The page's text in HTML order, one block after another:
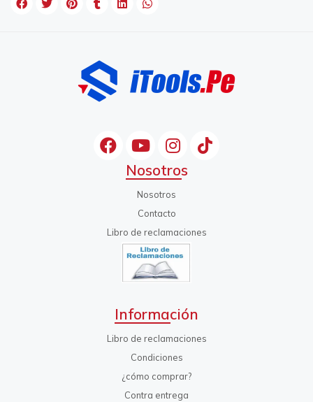
Nosotros
Nosotros
Contacto
Libro de reclamaciones
Información
Libro de reclamaciones
Condiciones
¿cómo comprar?
Contra entrega